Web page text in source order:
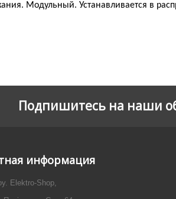
Модульный. Устанавливается в
Подпишитесь на наши
информация
Elektro-Shop,